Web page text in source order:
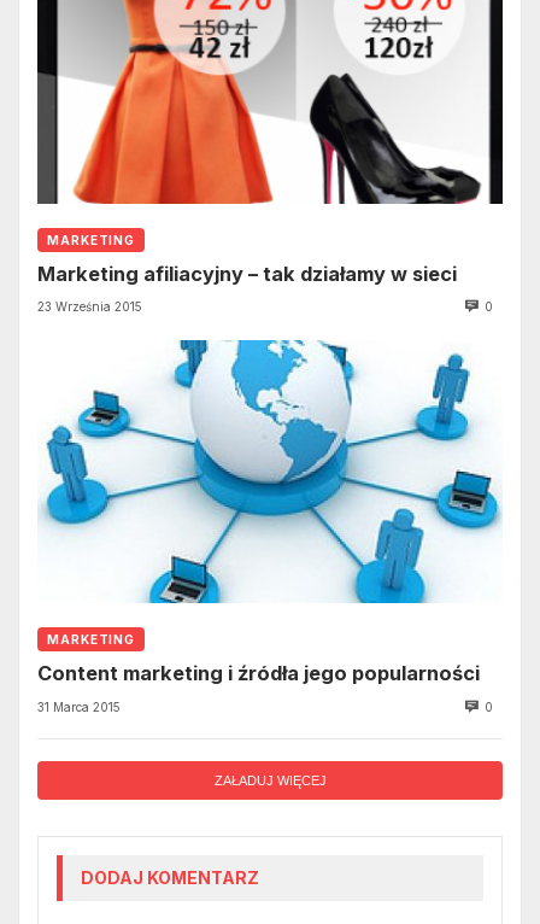
MARKETING
Marketing afiliacyjny – tak działamy w sieci
23 Września 2015 0
MARKETING
Content marketing i źródła jego popularności
31 Marca 2015 0
ZAŁADUJ WIĘCEJ
DODAJ KOMENTARZ